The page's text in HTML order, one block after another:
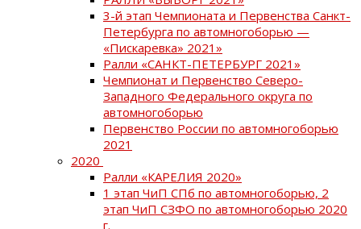
3-й этап Чемпионата и Первенства Санкт-
Петербурга по автомногоборью —
«Пискаревка» 2021»
Ралли «САНКТ-ПЕТЕРБУРГ 2021»
Чемпионат и Первенство Северо-
Западного Федерального округа по
автомногоборью
Первенство России по автомногоборью
2021
2020
Ралли «КАРЕЛИЯ 2020»
1 этап ЧиП СПб по автомногоборью, 2
этап ЧиП СЗФО по автомногоборью 2020
г.